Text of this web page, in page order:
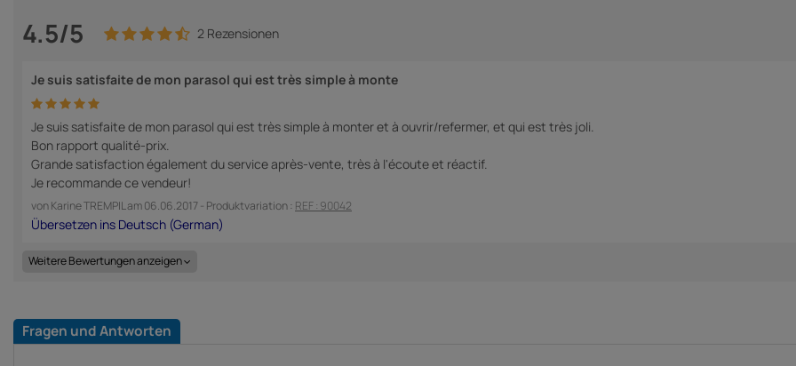
4.5/5 2 Rezensionen
Je suis satisfaite de mon parasol qui est très simple à monte
Je suis satisfaite de mon parasol qui est très simple à monter et à ouvrir/refermer, et qui est très joli.
Bon rapport qualité-prix.
Grande satisfaction également du service après-vente, très à l'écoute et réactif.
Je recommande ce vendeur!
vonKarine TREMPILam06.06.2017- Produktvariation : REF : 90042
Weitere Bewertungen anzeigen
Fragen und Antworten